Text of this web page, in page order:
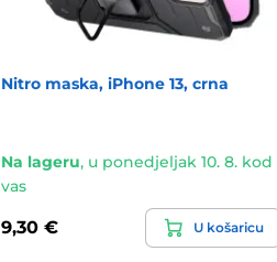
Nitro maska, iPhone 13, crna
Na lageru, u ponedjeljak 10. 8. kod
vas
9,30 € U košaricu